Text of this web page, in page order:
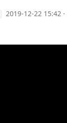
2019-12-22 15:42 ·